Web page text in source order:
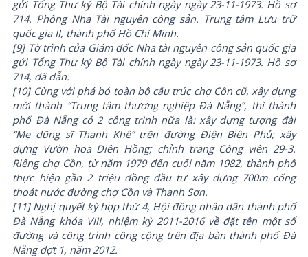
gửi Tổng Thư ký Bộ Tài chính ngày ngày 23-11-1973. Hồ sơ
714. Phông Nha Tài nguyên công sản. Trung tâm Lưu trữ
quốc gia II, thành phố Hồ Chí Minh.
[9] Tờ trình của Giám đốc Nha tài nguyên công sản quốc gia
gửi Tổng Thư ký Bộ Tài chính ngày ngày 23-11-1973. Hồ sơ
714, đã dẫn.
[10] Cùng với phá bỏ toàn bộ cấu trúc chợ Cồn cũ, xây dựng
mới thành “Trung tâm thương nghiệp Đà Nẵng”, thì thành
phố Đà Nẵng có 2 công trình nữa là: xây dựng tượng đài
“Mẹ dũng sĩ Thanh Khê” trên đường Điện Biên Phủ; xây
dựng Vườn hoa Diên Hồng; chỉnh trang Công viên 29-3.
Riêng chợ Cồn, từ năm 1979 đến cuối năm 1982, thành phố
thực hiện gần 2 triệu đồng đầu tư xây dựng 700m cống
thoát nước đường chợ Cồn và Thanh Sơn.
[11] Nghị quyết kỳ họp thứ 4, Hội đồng nhân dân thành phố
Đà Nẵng khóa VIII, nhiệm kỳ 2011-2016 về đặt tên một số
đường và công trình công cộng trên địa bàn thành phố Đà
Nẵng đợt 1, năm 2012.